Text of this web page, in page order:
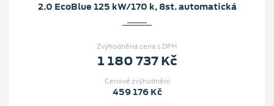
2.0 EcoBlue 125 kW/170 k, 8st. automatická
Zvýhodněná cena s DPH
1 180 737 Kč
Cenové zvýhodnění
459 176 Kč